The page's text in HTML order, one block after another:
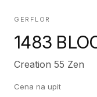
GERFLOR
1483
Creation 55 Zen
Cena na upit